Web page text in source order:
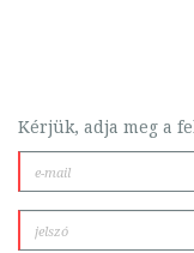
Kérjük, adja meg a